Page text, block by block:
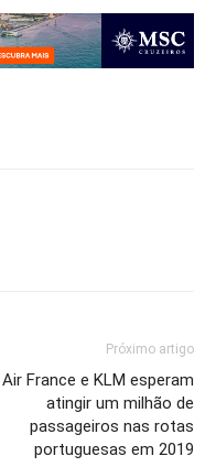
Próximo artigo
Air France e KLM esperam
atingir um milhão de
passageiros nas rotas
portuguesas em 2019